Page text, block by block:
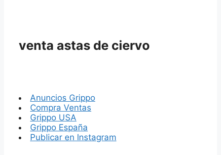
venta astas de ciervo
Anuncios Grippo
Compra Ventas
Grippo USA
Grippo España
Publicar en Instagram